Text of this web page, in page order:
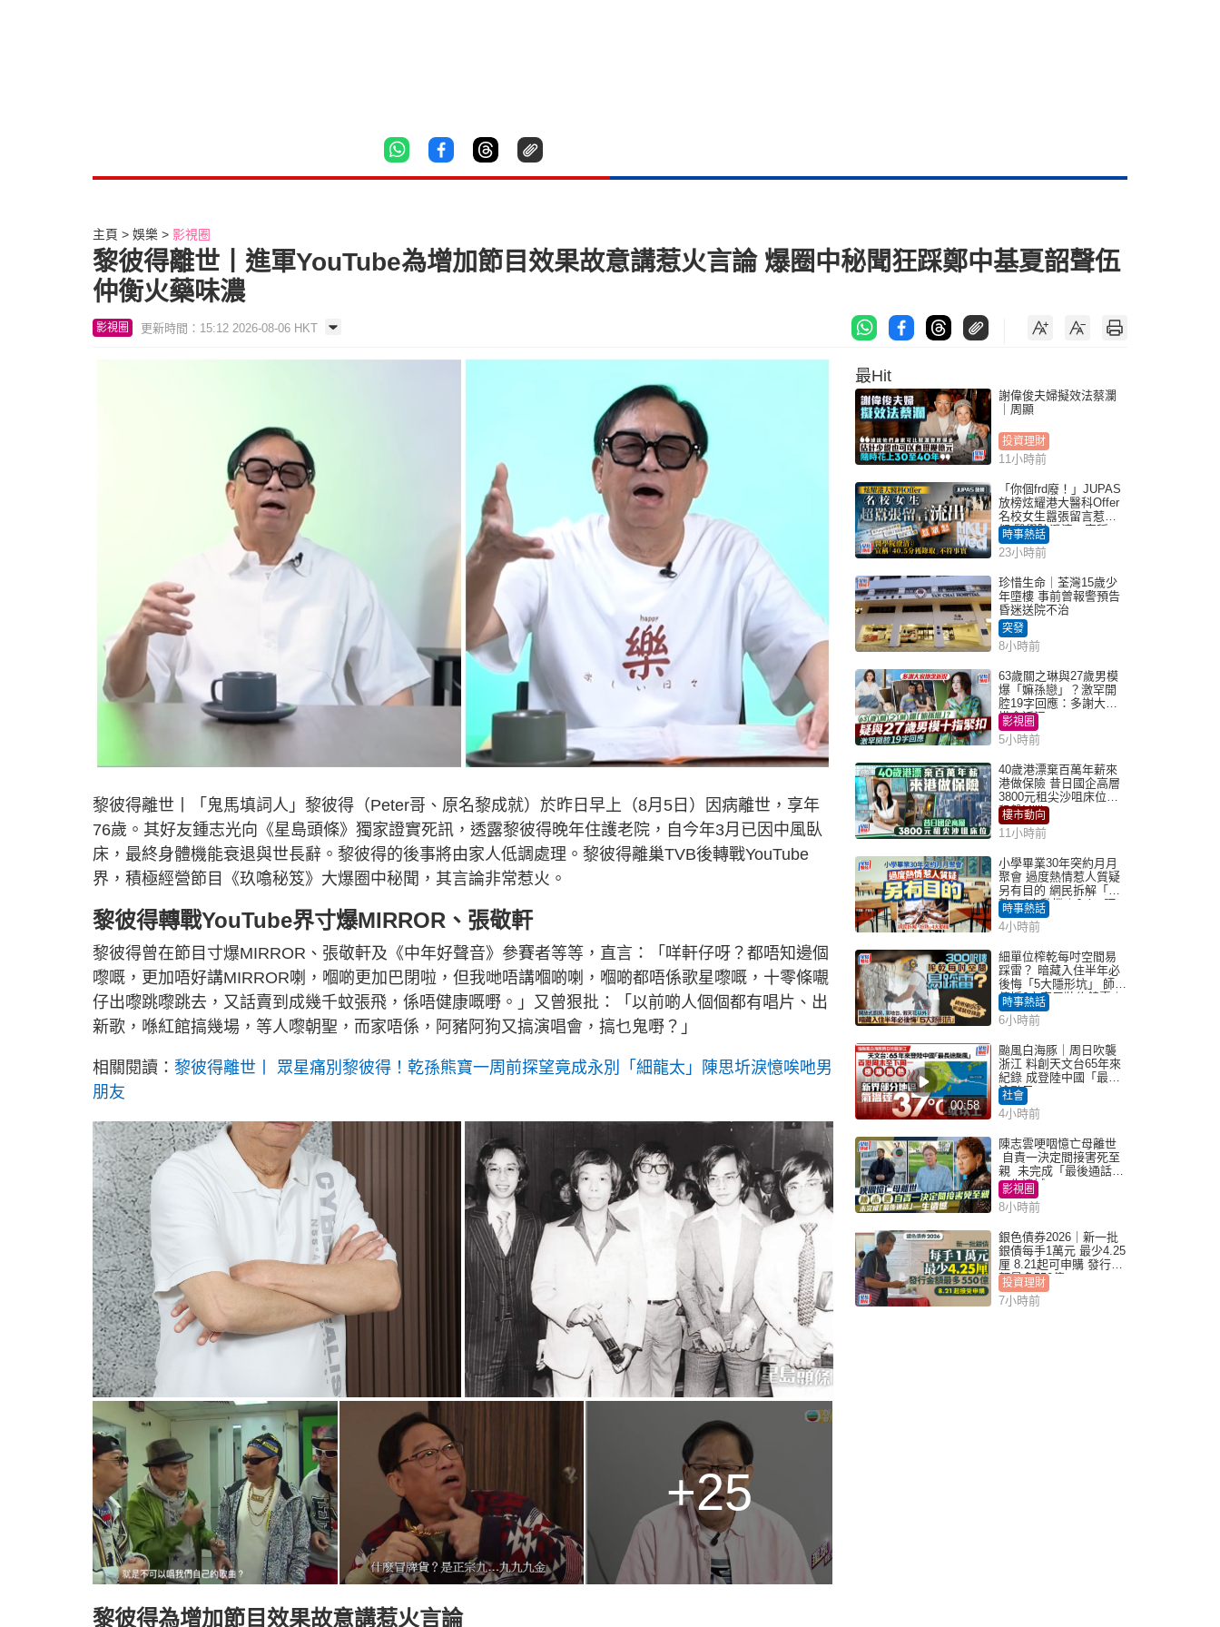
主頁 娛樂 影視圈
黎彼得離世丨進軍YouTube為增加節目效果故意講惹火言論 爆圈中秘聞狂踩鄭中基夏韶聲伍
仲衡火藥味濃
影視圈 更新時間：15:12 2026-08-06 HKT
黎彼得離世丨「鬼馬填詞人」黎彼得（Peter哥、原名黎成就）於昨日早上（8月5日）因病離世，享年
76歲。其好友鍾志光向《星島頭條》獨家證實死訊，透露黎彼得晚年住護老院，自今年3月已因中風臥
床，最終身體機能衰退與世長辭。黎彼得的後事將由家人低調處理。黎彼得離巢TVB後轉戰YouTube
界，積極經營節目《玖噏秘笈》大爆圈中秘聞，其言論非常惹火。
黎彼得轉戰YouTube界寸爆MIRROR、張敬軒
黎彼得曾在節目寸爆MIRROR、張敬軒及《中年好聲音》參賽者等等，直言：「咩軒仔呀？都唔知邊個
嚟嘅，更加唔好講MIRROR喇，嗰啲更加巴閉啦，但我哋唔講嗰啲喇，嗰啲都唔係歌星嚟嘅，十零條𡃁
仔出嚟跳嚟跳去，又話賣到成幾千蚊張飛，係唔健康嘅嘢。」又曾狠批：「以前啲人個個都有唱片、出
新歌，喺紅館搞幾場，等人嚟朝聖，而家唔係，阿豬阿狗又搞演唱會，搞乜鬼嘢？」
相關閱讀： 黎彼得離世丨 眾星痛別黎彼得！乾孫熊寶一周前探望竟成永別「細龍太」陳思圻淚憶唉吔男
朋友
+25
黎彼得為增加節目效果故意講惹火言論
最Hit
謝偉俊夫婦擬效法蔡瀾
｜周顯
投資理財
11小時前
「你個frd廢！」JUPAS
放榜炫耀港大醫科Offer
名校女生囂張留言惹眾
怒 醫學院澄清：宣稱
「40.5分獲錄取」不符事
實｜Juicy叮
時事熱話
23小時前
珍惜生命｜荃灣15歲少
年墮樓 事前曾報警預告
昏迷送院不治
突發
8小時前
63歲關之琳與27歲男模
爆「嫲孫戀」？激罕開
腔19字回應：多謝大家
掛念近況
影視圈
5小時前
40歲港漂棄百萬年薪來
港做保險 昔日國企高層
3800元租尖沙咀床位｜
租盤Million
樓市動向
11小時前
小學畢業30年突約月月
聚會 過度熱情惹人質疑
另有目的 網民拆解「扮
熟」4大動機｜Juicy叮
時事熱話
4小時前
細單位榨乾每吋空間易
踩雷？ 暗藏入住半年必
後悔「5大隱形坑」 師傅
傳授6字家居裝修錦囊｜
Juicy叮
時事熱話
6小時前
00:58
颱風白海豚｜周日吹襲
浙江 料創天文台65年來
紀錄 成登陸中國「最長
途颱風」
社會
4小時前
陳志雲哽咽憶亡母離世
自責一決定間接害死至
親 未完成「最後通話」
一生遺憾
影視圈
8小時前
銀色債券2026｜新一批
銀債每手1萬元 最少4.25
厘 8.21起可申購 發行金
額最多550億
投資理財
7小時前